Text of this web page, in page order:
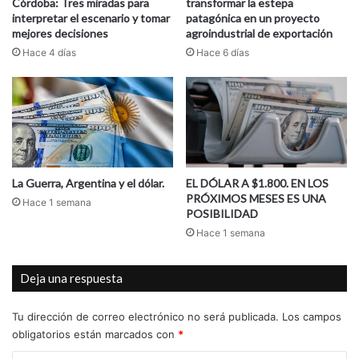
interpretar el escenario y tomar
mejores decisiones
Hace 4 días
patagónica en un proyecto
agroindustrial de exportación
Hace 6 días
La Guerra, Argentina y el dólar.
Hace 1 semana
EL DÓLAR A $1.800. EN LOS
PRÓXIMOS MESES ES UNA
POSIBILIDAD
Hace 1 semana
Deja una respuesta
Tu dirección de correo electrónico no será publicada. Los campos
obligatorios están marcados con *